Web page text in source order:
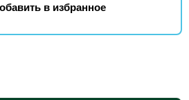
в избранное